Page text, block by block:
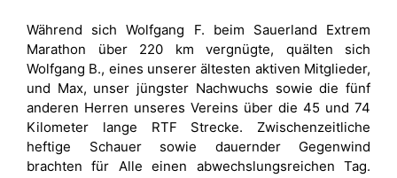
Während sich Wolfgang F. beim Sauerland Extrem
Marathon über 220 km vergnügte, quälten sich
Wolfgang B., eines unserer ältesten aktiven Mitglieder,
und Max, unser jüngster Nachwuchs sowie die fünf
anderen Herren unseres Vereins über die 45 und 74
Kilometer lange RTF Strecke. Zwischenzeitliche
heftige Schauer sowie dauernder Gegenwind
brachten für Alle einen abwechslungsreichen Tag.